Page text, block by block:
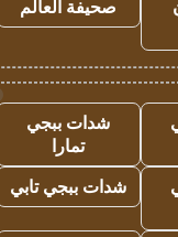
صحيفة العالم
شدات ببجي
تمارا
شدات ببجي تابي